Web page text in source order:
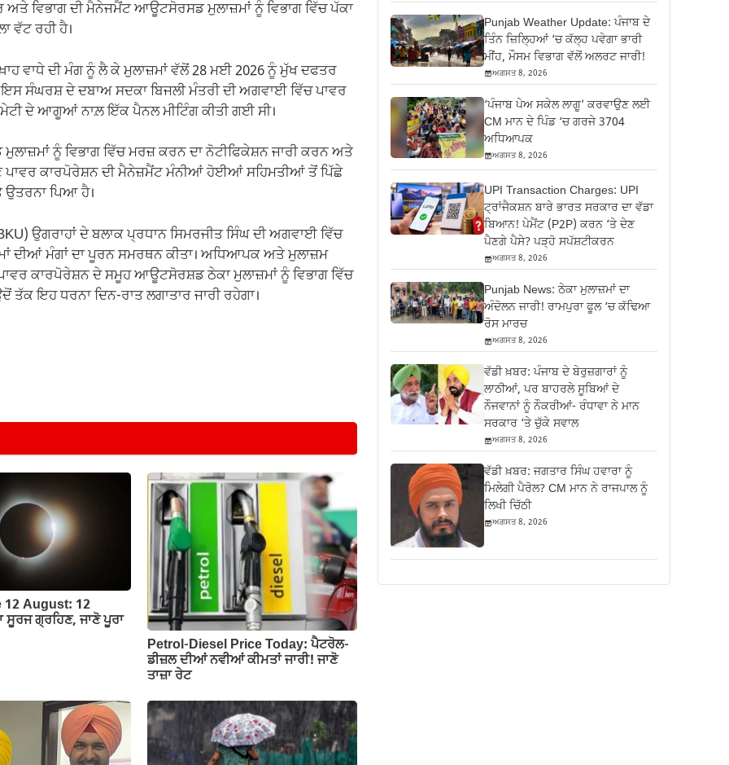
ਅਤੇ ਵਿਭਾਗ ਦੀ ਮੈਨੇਜਮੈਂਟ ਆਊਟਸੋਰਸਡ ਮੁਲਾਜ਼ਮਾਂ ਨੂੰ ਵਿਭਾਗ ਵਿੱਚ ਪੱਕਾ
ਵੱਟ ਰਹੀ ਹੈ।
ਵਾਧੇ ਦੀ ਮੰਗ ਨੂੰ ਲੈ ਕੇ ਮੁਲਾਜ਼ਮਾਂ ਵੱਲੋਂ 28 ਮਈ 2026 ਨੂੰ ਮੁੱਖ ਦਫਤਰ
ਸੰਘਰਸ਼ ਦੇ ਦਬਾਅ ਸਦਕਾ ਬਿਜਲੀ ਮੰਤਰੀ ਦੀ ਅਗਵਾਈ ਵਿੱਚ ਪਾਵਰ
ਦੇ ਆਗੂਆਂ ਨਾਲ਼ ਇੱਕ ਪੈਨਲ ਮੀਟਿੰਗ ਕੀਤੀ ਗਈ ਸੀ।
ਨੂੰ ਵਿਭਾਗ ਵਿੱਚ ਮਰਜ਼ ਕਰਨ ਦਾ ਨੋਟੀਫਿਕੇਸ਼ਨ ਜਾਰੀ ਕਰਨ ਅਤੇ
ਪਾਵਰ ਕਾਰਪੋਰੇਸ਼ਨ ਦੀ ਮੈਨੇਜ਼ਮੈਂਟ ਮੰਨੀਆਂ ਹੋਈਆਂ ਸਹਿਮਤੀਆਂ ਤੋਂ ਪਿੱਛੇ
ਉਤਰਨਾ ਪਿਆ ਹੈ।
ਉਗਰਾਹਾਂ ਦੇ ਬਲਾਕ ਪ੍ਰਧਾਨ ਸਿਮਰਜੀਤ ਸਿੰਘ ਦੀ ਅਗਵਾਈ ਵਿੱਚ
ਦੀਆਂ ਮੰਗਾਂ ਦਾ ਪੂਰਨ ਸਮਰਥਨ ਕੀਤਾ। ਅਧਿਆਪਕ ਅਤੇ ਮੁਲਾਜ਼ਮ
ਕਾਰਪੋਰੇਸ਼ਨ ਦੇ ਸਮੂਹ ਆਊਟਸੋਰਸ਼ਡ ਠੇਕਾ ਮੁਲਾਜ਼ਮਾਂ ਨੂੰ ਵਿਭਾਗ ਵਿੱਚ
ਤੱਕ ਇਹ ਧਰਨਾ ਦਿਨ-ਰਾਤ ਲਗਾਤਾਰ ਜਾਰੀ ਰਹੇਗਾ।
12 August: 12
ਗ੍ਰਹਿਣ, ਜਾਣੋ ਪੂਰਾ
Petrol-Diesel Price Today: ਪੈਟਰੋਲ-
ਡੀਜ਼ਲ ਦੀਆਂ ਨਵੀਆਂ ਕੀਮਤਾਂ ਜਾਰੀ! ਜਾਣੋ
ਤਾਜ਼ਾ ਰੇਟ
Punjab Weather Update: ਪੰਜਾਬ ਦੇ
ਤਿੰਨ ਜ਼‍ਿਲ੍ਹਿਆਂ ‘ਚ ਕੱਲ੍ਹ ਪਵੇਗਾ ਭਾਰੀ
ਮੀਂਹ, ਮੌਸਮ ਵਿਭਾਗ ਵੱਲੋਂ ਅਲਰਟ ਜਾਰੀ!
ਅਗਸਤ 8, 2026
‘ਪੰਜਾਬ ਪੇਅ ਸਕੇਲ ਲਾਗੂ’ ਕਰਵਾਉਣ ਲਈ
CM ਮਾਨ ਦੇ ਪਿੰਡ ‘ਚ ਗਰਜੇ 3704
ਅਧਿਆਪਕ
ਅਗਸਤ 8, 2026
UPI Transaction Charges: UPI
ਟ੍ਰਾਂਜੈਕਸ਼ਨ ਬਾਰੇ ਭਾਰਤ ਸਰਕਾਰ ਦਾ ਵੱਡਾ
ਬਿਆਨ! ਪੇਮੈਂਟ (P2P) ਕਰਨ ‘ਤੇ ਦੇਣ
ਪੈਣਗੇ ਪੈਸੇ? ਪੜ੍ਹੋ ਸਪੱਸ਼ਟੀਕਰਨ
ਅਗਸਤ 8, 2026
Punjab News: ਠੇਕਾ ਮੁਲਾਜ਼ਮਾਂ ਦਾ
ਅੰਦੋਲਨ ਜਾਰੀ! ਰਾਮਪੁਰਾ ਫੂਲ ‘ਚ ਕੱਢਿਆ
ਰੋਸ ਮਾਰਚ
ਅਗਸਤ 8, 2026
ਵੱਡੀ ਖ਼ਬਰ: ਪੰਜਾਬ ਦੇ ਬੇਰੁਜ਼ਗਾਰਾਂ ਨੂੰ
ਲਾਠੀਆਂ, ਪਰ ਬਾਹਰਲੇ ਸੂਬਿਆਂ ਦੇ
ਨੌਜਵਾਨਾਂ ਨੂੰ ਨੌਕਰੀਆਂ- ਰੰਧਾਵਾ ਨੇ ਮਾਨ
ਸਰਕਾਰ ‘ਤੇ ਚੁੱਕੇ ਸਵਾਲ
ਅਗਸਤ 8, 2026
ਵੱਡੀ ਖ਼ਬਰ: ਜਗਤਾਰ ਸਿੰਘ ਹਵਾਰਾ ਨੂੰ
ਮਿਲੇਗੀ ਪੈਰੋਲ? CM ਮਾਨ ਨੇ ਰਾਜਪਾਲ ਨੂੰ
ਲਿਖੀ ਚਿੱਠੀ
ਅਗਸਤ 8, 2026